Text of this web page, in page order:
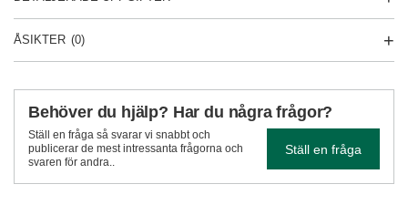
ÅSIKTER (0)
Behöver du hjälp? Har du några frågor?
Ställ en fråga så svarar vi snabbt och
publicerar de mest intressanta frågorna och
svaren för andra..
Ställ en fråga